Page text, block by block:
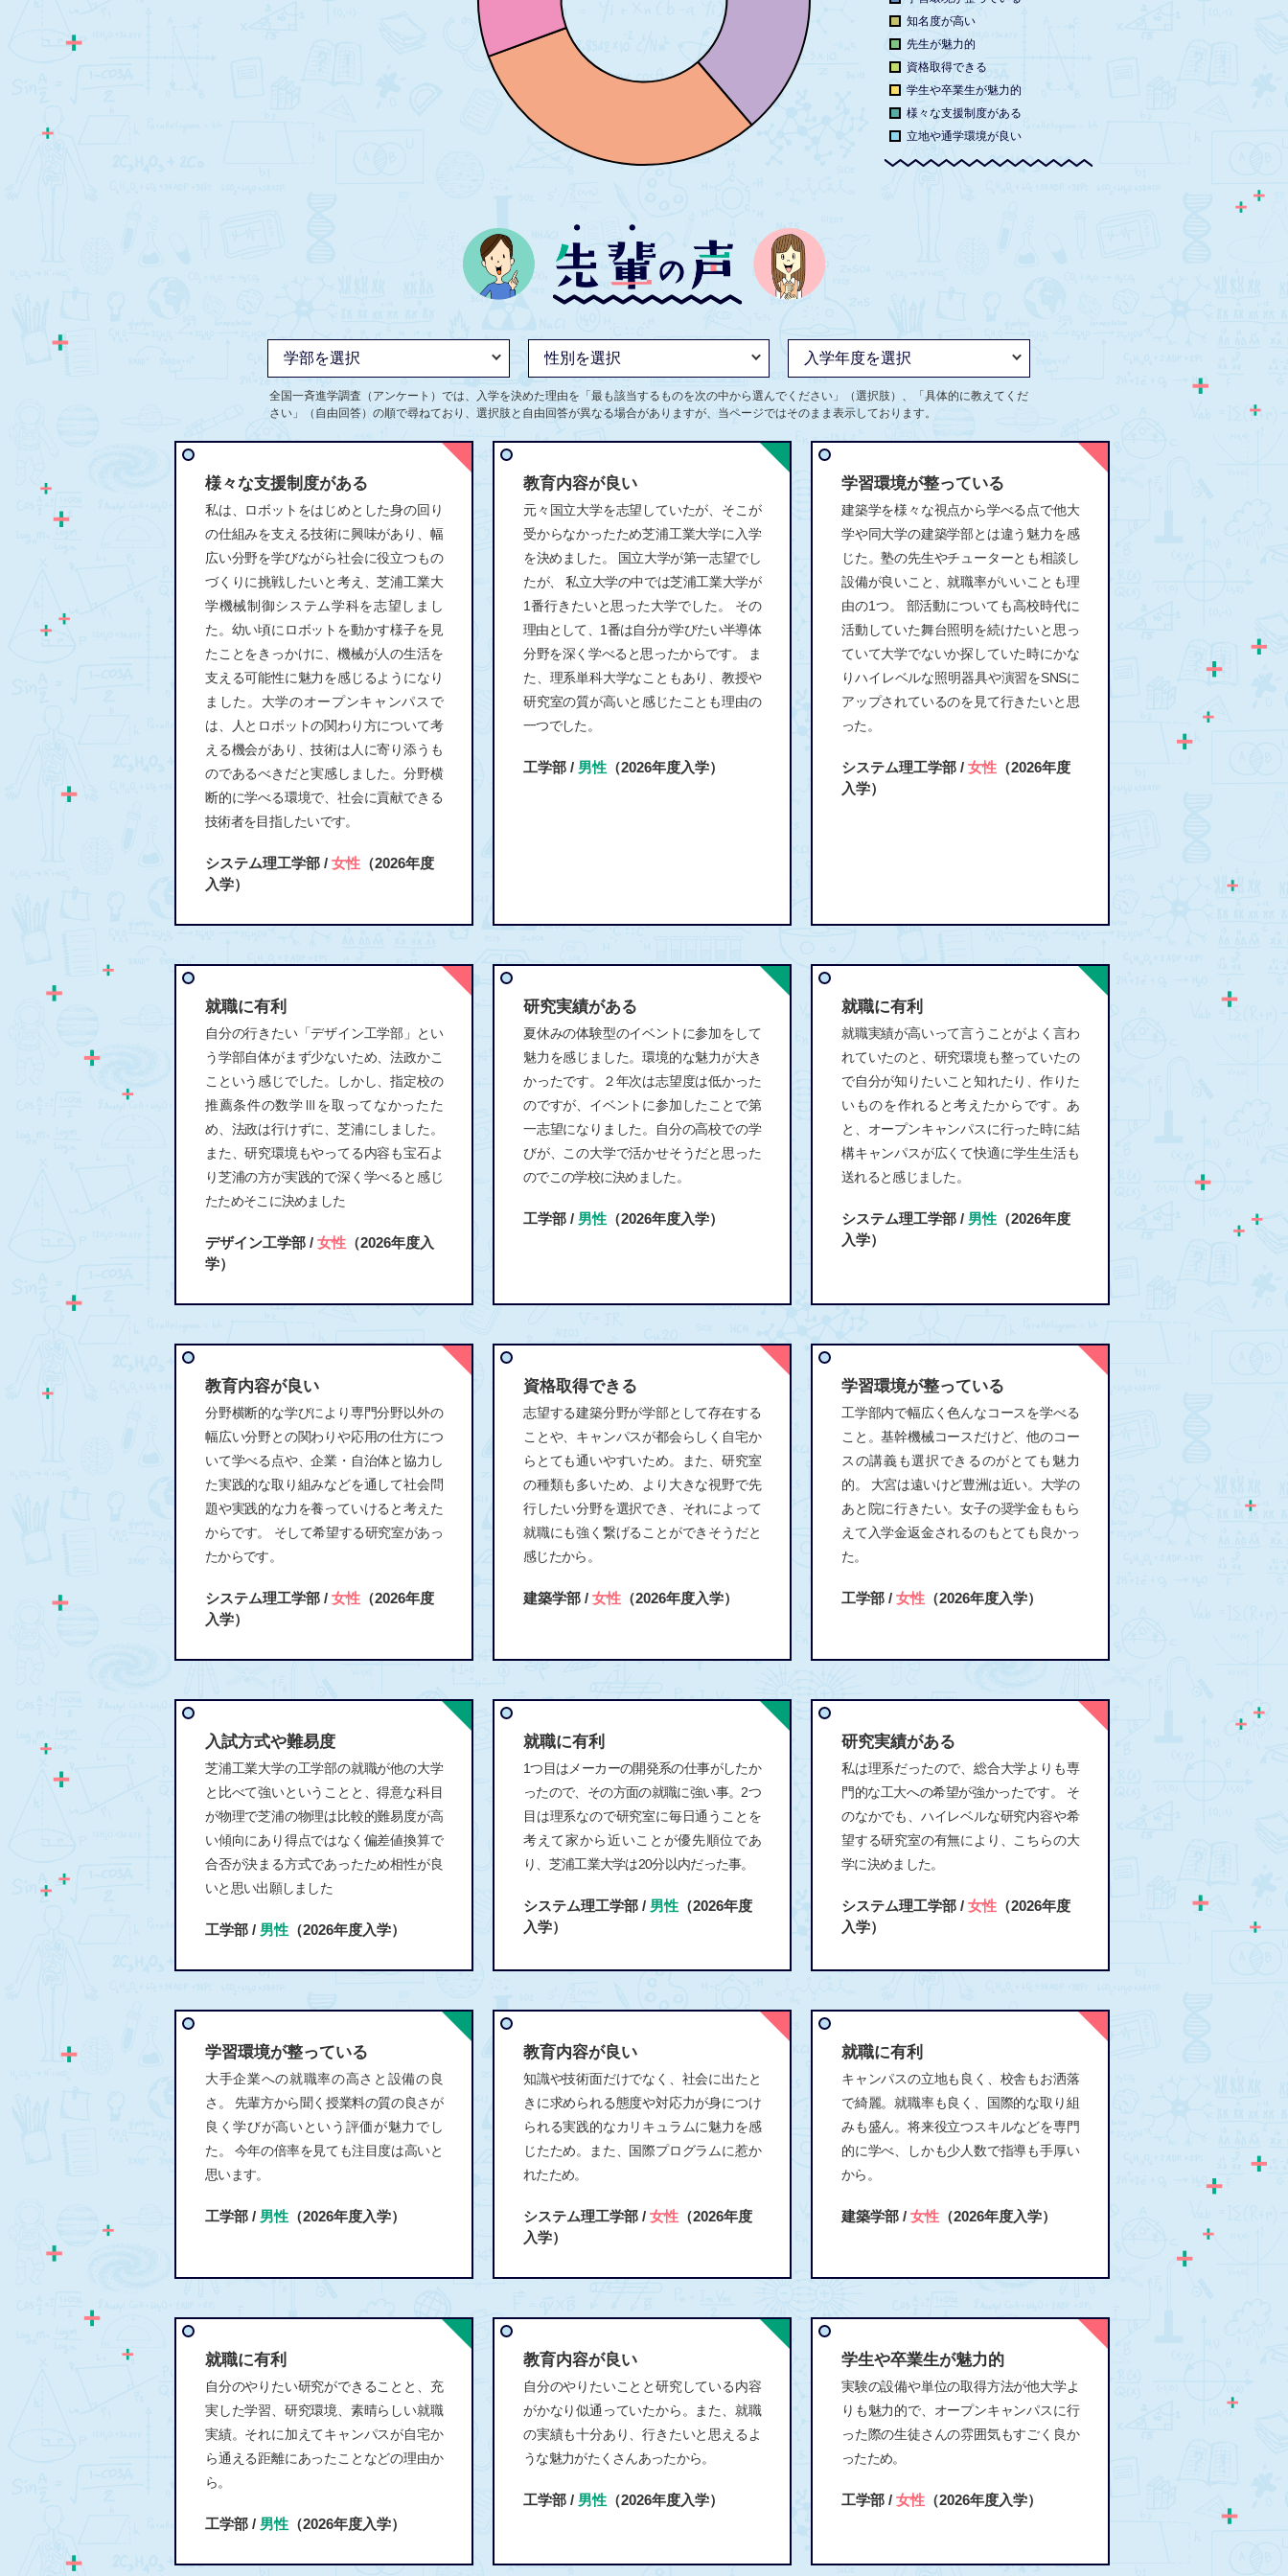
知名度が高い
先生が魅力的
資格取得できる
学生や卒業生が魅力的
様々な支援制度がある
立地や通学環境が良い
全国一斉進学調査（アンケート）では、入学を決めた理由を「最も該当するものを次の中から選んでください」（選択肢）、「具体的に教えてくだ
さい」（自由回答）の順で尋ねており、選択肢と自由回答が異なる場合がありますが、当ページではそのまま表示しております。
様々な支援制度がある
私は、ロボットをはじめとした身の回り
の仕組みを支える技術に興味があり、幅
広い分野を学びながら社会に役立つもの
づくりに挑戦したいと考え、芝浦工業大
学機械制御システム学科を志望しまし
た。幼い頃にロボットを動かす様子を見
たことをきっかけに、機械が人の生活を
支える可能性に魅力を感じるようになり
ました。大学のオープンキャンパスで
は、人とロボットの関わり方について考
える機会があり、技術は人に寄り添うも
のであるべきだと実感しました。分野横
断的に学べる環境で、社会に貢献できる
技術者を目指したいです。
システム理工学部 / 女性 （2026年度
入学）
教育内容が良い
元々国立大学を志望していたが、そこが
受からなかったため芝浦工業大学に入学
を決めました。 国立大学が第一志望でし
たが、 私立大学の中では芝浦工業大学が
1番行きたいと思った大学でした。 その
理由として、1番は自分が学びたい半導体
分野を深く学べると思ったからです。 ま
た、理系単科大学なこともあり、教授や
研究室の質が高いと感じたことも理由の
一つでした。
工学部 / 男性 （2026年度入学）
学習環境が整っている
建築学を様々な視点から学べる点で他大
学や同大学の建築学部とは違う魅力を感
じた。塾の先生やチューターとも相談し
設備が良いこと、就職率がいいことも理
由の1つ。 部活動についても高校時代に
活動していた舞台照明を続けたいと思っ
ていて大学でないか探していた時にかな
りハイレベルな照明器具や演習をSNSに
アップされているのを見て行きたいと思
った。
システム理工学部 / 女性 （2026年度
入学）
就職に有利
自分の行きたい「デザイン工学部」とい
う学部自体がまず少ないため、法政かこ
こという感じでした。しかし、指定校の
推薦条件の数学Ⅲを取ってなかったた
め、法政は行けずに、芝浦にしました。
また、研究環境もやってる内容も宝石よ
り芝浦の方が実践的で深く学べると感じ
たためそこに決めました
デザイン工学部 / 女性 （2026年度入
学）
研究実績がある
夏休みの体験型のイベントに参加をして
魅力を感じました。環境的な魅力が大き
かったです。２年次は志望度は低かった
のですが、イベントに参加したことで第
一志望になりました。自分の高校での学
びが、この大学で活かせそうだと思った
のでこの学校に決めました。
工学部 / 男性 （2026年度入学）
就職に有利
就職実績が高いって言うことがよく言わ
れていたのと、研究環境も整っていたの
で自分が知りたいこと知れたり、作りた
いものを作れると考えたからです。あ
と、オープンキャンパスに行った時に結
構キャンパスが広くて快適に学生生活も
送れると感じました。
システム理工学部 / 男性 （2026年度
入学）
教育内容が良い
分野横断的な学びにより専門分野以外の
幅広い分野との関わりや応用の仕方につ
いて学べる点や、企業・自治体と協力し
た実践的な取り組みなどを通して社会問
題や実践的な力を養っていけると考えた
からです。 そして希望する研究室があっ
たからです。
システム理工学部 / 女性 （2026年度
入学）
資格取得できる
志望する建築分野が学部として存在する
ことや、キャンパスが都会らしく自宅か
らとても通いやすいため。また、研究室
の種類も多いため、より大きな視野で先
行したい分野を選択でき、それによって
就職にも強く繋げることができそうだと
感じたから。
建築学部 / 女性 （2026年度入学）
学習環境が整っている
工学部内で幅広く色んなコースを学べる
こと。基幹機械コースだけど、他のコー
スの講義も選択できるのがとても魅力
的。 大宮は遠いけど豊洲は近い。大学の
あと院に行きたい。女子の奨学金ももら
えて入学金返金されるのもとても良かっ
た。
工学部 / 女性 （2026年度入学）
入試方式や難易度
芝浦工業大学の工学部の就職が他の大学
と比べて強いということと、得意な科目
が物理で芝浦の物理は比較的難易度が高
い傾向にあり得点ではなく偏差値換算で
合否が決まる方式であったため相性が良
いと思い出願しました
工学部 / 男性 （2026年度入学）
就職に有利
1つ目はメーカーの開発系の仕事がしたか
ったので、その方面の就職に強い事。2つ
目は理系なので研究室に毎日通うことを
考えて家から近いことが優先順位であ
り、芝浦工業大学は20分以内だった事。
システム理工学部 / 男性 （2026年度
入学）
研究実績がある
私は理系だったので、総合大学よりも専
門的な工大への希望が強かったです。 そ
のなかでも、ハイレベルな研究内容や希
望する研究室の有無により、こちらの大
学に決めました。
システム理工学部 / 女性 （2026年度
入学）
学習環境が整っている
大手企業への就職率の高さと設備の良
さ。 先輩方から聞く授業料の質の良さが
良く学びが高いという評価が魅力でし
た。 今年の倍率を見ても注目度は高いと
思います。
工学部 / 男性 （2026年度入学）
教育内容が良い
知識や技術面だけでなく、社会に出たと
きに求められる態度や対応力が身につけ
られる実践的なカリキュラムに魅力を感
じたため。また、国際プログラムに惹か
れたため。
システム理工学部 / 女性 （2026年度
入学）
就職に有利
キャンパスの立地も良く、校舎もお洒落
で綺麗。就職率も良く、国際的な取り組
みも盛ん。将来役立つスキルなどを専門
的に学べ、しかも少人数で指導も手厚い
から。
建築学部 / 女性 （2026年度入学）
就職に有利
自分のやりたい研究ができることと、充
実した学習、研究環境、素晴らしい就職
実績。それに加えてキャンパスが自宅か
ら通える距離にあったことなどの理由か
ら。
工学部 / 男性 （2026年度入学）
教育内容が良い
自分のやりたいことと研究している内容
がかなり似通っていたから。また、就職
の実績も十分あり、行きたいと思えるよ
うな魅力がたくさんあったから。
工学部 / 男性 （2026年度入学）
学生や卒業生が魅力的
実験の設備や単位の取得方法が他大学よ
りも魅力的で、オープンキャンパスに行
った際の生徒さんの雰囲気もすごく良か
ったため。
工学部 / 女性 （2026年度入学）